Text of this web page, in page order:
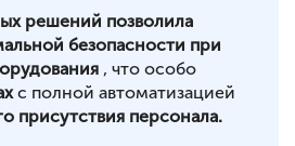
решений позволила
безопасности при
, что особо
с полной автоматизацией
присутствия персонала.